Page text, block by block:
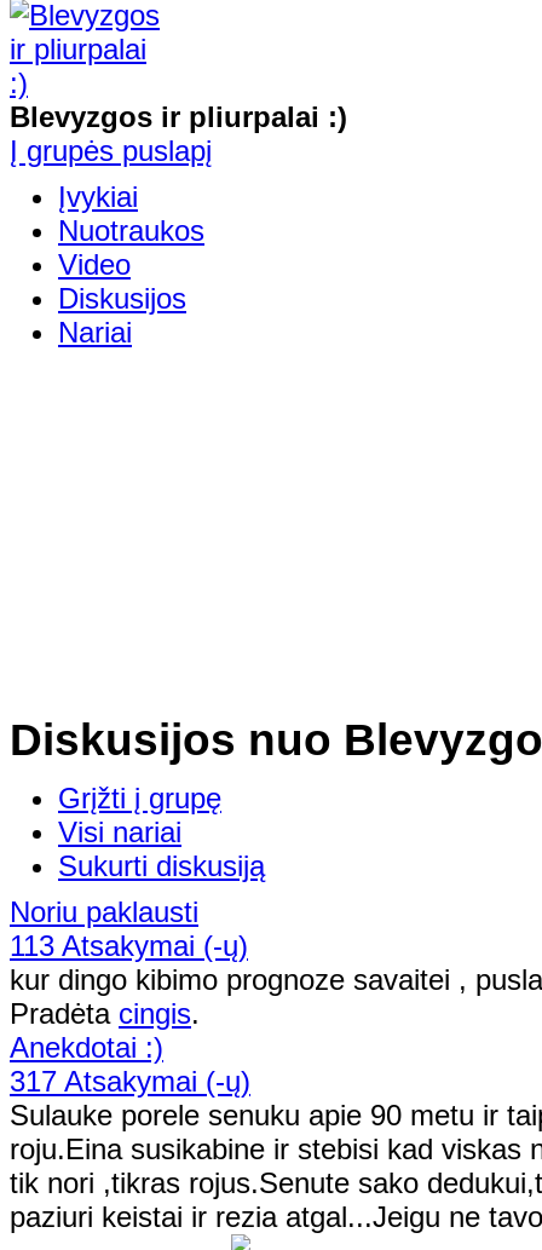
Blevyzgos ir pliurpalai :)
Į grupės puslapį
Įvykiai
Nuotraukos
Video
Diskusijos
Nariai
Diskusijos nuo
Grįžti į grupę
Visi nariai
Sukurti diskusiją
Noriu paklausti
113 Atsakymai (-ų)
kur dingo kibimo prognoze savaitei ,
Pradėta cingis.
Anekdotai :)
317 Atsakymai (-ų)
Sulauke porele senuku apie 90 metu ir
roju.Eina susikabine ir stebisi kad viskas
tik nori ,tikras rojus.Senute sako
paziuri keistai ir rezia atgal...Jeigu ne